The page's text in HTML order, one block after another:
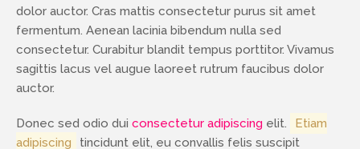
dolor auctor. Cras mattis consectetur purus sit amet
fermentum. Aenean lacinia bibendum nulla sed
consectetur. Curabitur blandit tempus porttitor. Vivamus
sagittis lacus vel augue laoreet rutrum faucibus dolor
auctor.
Donec sed odio dui consectetur adipiscing elit.
Etiam
adipiscing
tincidunt elit, eu convallis felis suscipit